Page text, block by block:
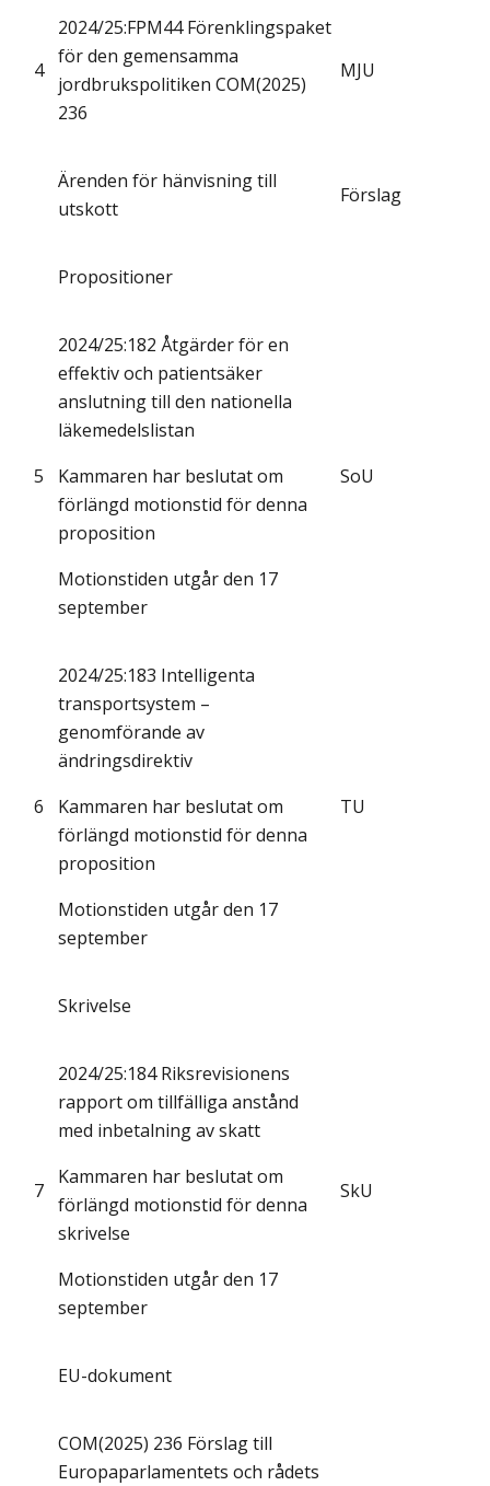
4
2024/25:FPM44 Förenklingspaket
för den gemensamma
jordbrukspolitiken COM(2025)
236
MJU
Ärenden för hänvisning till
utskott
Förslag
Propositioner
5
2024/25:182 Åtgärder för en
effektiv och patientsäker
anslutning till den nationella
läkemedelslistan
Kammaren har beslutat om
förlängd motionstid för denna
proposition
Motionstiden utgår den 17
september
SoU
6
2024/25:183 Intelligenta
transportsystem –
genomförande av
ändringsdirektiv
Kammaren har beslutat om
förlängd motionstid för denna
proposition
Motionstiden utgår den 17
september
TU
Skrivelse
7
2024/25:184 Riksrevisionens
rapport om tillfälliga anstånd
med inbetalning av skatt
Kammaren har beslutat om
förlängd motionstid för denna
skrivelse
Motionstiden utgår den 17
september
SkU
EU-dokument
COM(2025) 236 Förslag till
Europaparlamentets och rådets